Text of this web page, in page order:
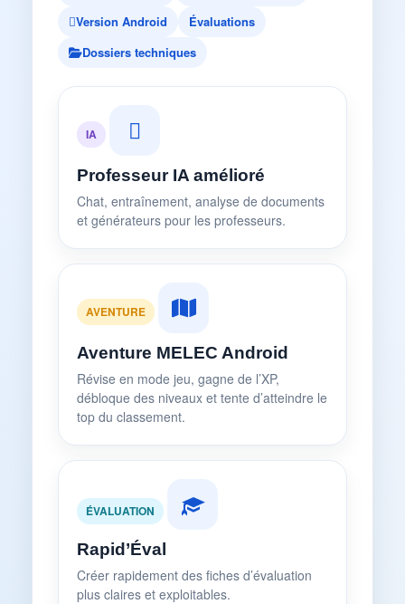
Version Android
Évaluations
Dossiers techniques
IA
Professeur IA amélioré
Chat, entraînement, analyse de documents
et générateurs pour les professeurs.
AVENTURE
Aventure MELEC Android
Révise en mode jeu, gagne de l’XP,
débloque des niveaux et tente d’atteindre le
top du classement.
ÉVALUATION
Rapid’Éval
Créer rapidement des fiches d’évaluation
plus claires et exploitables.